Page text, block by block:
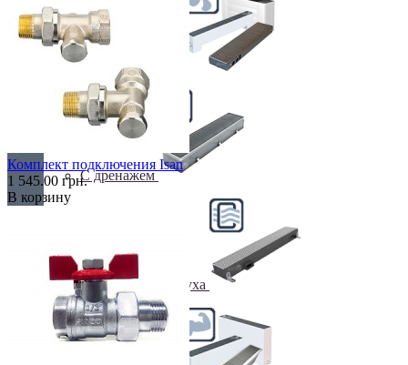
С вентилятором
С дренажем
С притоком воздуха
Комплект подключения Isan
1 545.00 грн.
В корзину